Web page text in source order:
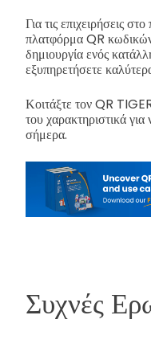
Για τις επιχειρήσεις
πλατφόρμα QR
δημιουργία ενός
εξυπηρετήσετε
Κοιτάξτε τον QR
του χαρακτηριστικά για
σήμερα.
Συχνές